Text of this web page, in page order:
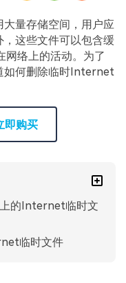
量存储空间，用户应
这些文件可以包含缓
网络上的活动。为了
如何删除临时Internet
即购买
的Internet临时文
临时文件